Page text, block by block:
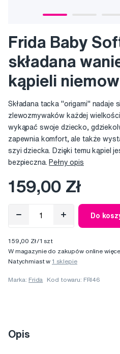
Frida Baby
składana
kąpieli
Składana tacka "origami" nadaje
zlewozmywaków każdej
wykąpać swoje dziecko,
zapewnia komfort, ale także
szyi dziecka. Dzięki temu kąpiel
bezpieczna. Pełny opis
159,00 Zł
Do
159,00 Zł/1 szt
W magazynie do zakupów online
Natychmiast w1 sklepie
Marka: Frida Kod towaru: FRI46
Opis